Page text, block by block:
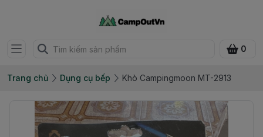
0
Trang chủ Dụng cụ bếp Khò Campingmoon MT-2913